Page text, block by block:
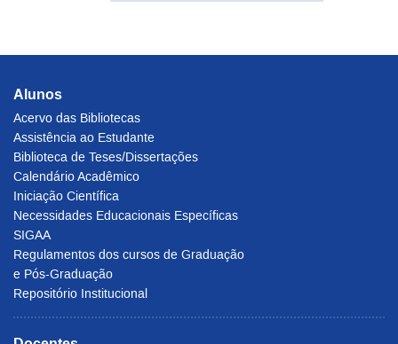
Alunos
Acervo das Bibliotecas
Assistência ao Estudante
Biblioteca de Teses/Dissertações
Calendário Acadêmico
Iniciação Científica
Necessidades Educacionais Específicas
SIGAA
Regulamentos dos cursos de Graduação
e Pós-Graduação
Repositório Institucional